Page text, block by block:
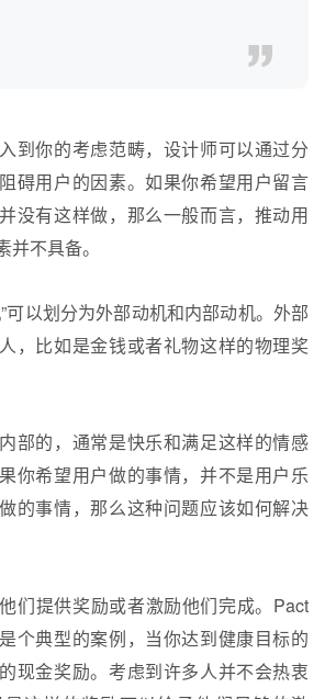
到你的考虑范畴，设计师可以通过分
碍用户的因素。如果你希望用户留言
没有这样做，那么一般而言，推动用
不具备。
可以划分为外部动机和内部动机。外部
，比如是金钱或者礼物这样的物理奖
部的，通常是快乐和满足这样的情感
你希望用户做的事情，并不是用户乐
的事情，那么这种问题应该如何解决
们提供奖励或者激励他们完成。Pact
个典型的案例，当你达到健康目标的
现金奖励。考虑到许多人并不会热衷